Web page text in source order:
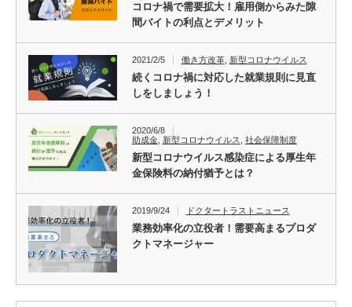
コロナ禍で需要拡大！雇用側からみた隙
間バイトの利点とデメリット
2021/2/5 働き方改革, 新型コロナウイルス
続くコロナ禍に対応した就業規則に見直
しをしましょう！
2020/6/8
助成金, 新型コロナウイルス 社会保障制度
新型コロナウイルス感染症による厚生年
金保険料の納付猶予とは？
2019/9/24 ドクタートラストニュース
業務効率化の立役者！需要高まるプロダ
クトマネージャー